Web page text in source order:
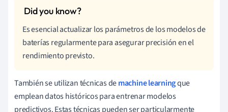
Es esencial actualizar los parámetros de los modelos de
baterías regularmente para asegurar precisión en el
rendimiento previsto.
También se utilizan técnicas demachine learningque
emplean datos históricos para entrenar modelos
predictivos. Estas técnicas pueden ser particularmente